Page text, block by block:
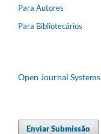
Para Autores
Para Bibliotecários
Open Journal Systems
Enviar Submissão